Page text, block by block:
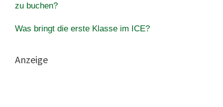
zu buchen?
Was bringt die erste Klasse im ICE?
Anzeige